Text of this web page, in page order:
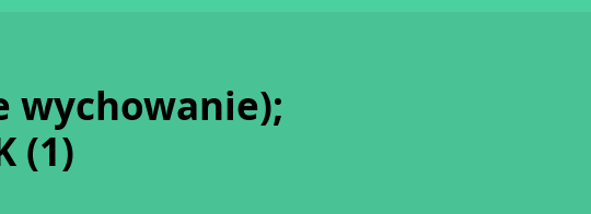
wychowanie);
(1)